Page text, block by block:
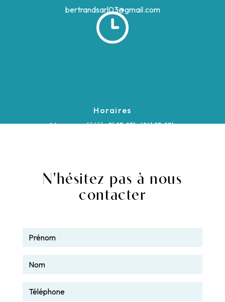
bertrandsarl03@gmail.com
Horaires
Mar - sam (été) : 9h15-12h / 14h15-19h
N'hésitez pas à nous
contacter